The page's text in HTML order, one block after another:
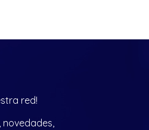
red!
novedades,